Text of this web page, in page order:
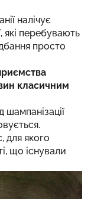
налічує
які перебувають
просто
класичним
для якого
що існували